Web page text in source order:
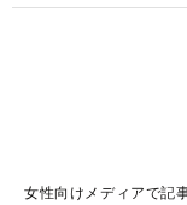
女性向けメディアで記